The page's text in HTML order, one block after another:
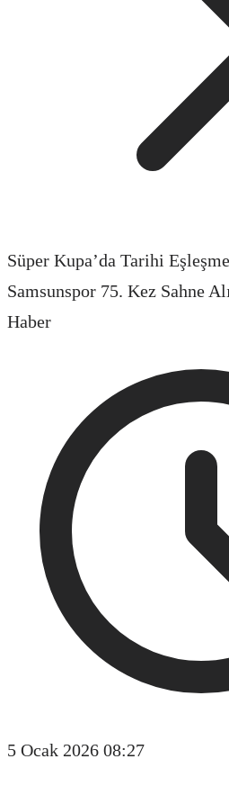
Süper Kupa’da Tarihi
Samsunspor 75. Kez Sahne
Haber
5 Ocak 2026 08:27